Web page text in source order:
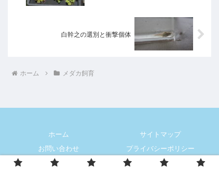
白幹之の選別と衝撃個体
ホーム メダカ飼育
ホーム
サイトマップ
お問い合わせ
プライバシーポリシー
© 2020 カミュの部屋.